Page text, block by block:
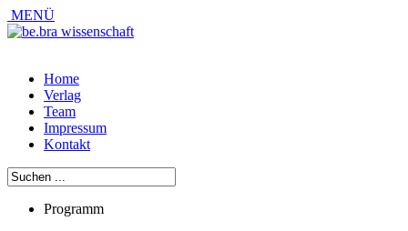
MENÜ
Home
Verlag
Team
Impressum
Kontakt
Programm